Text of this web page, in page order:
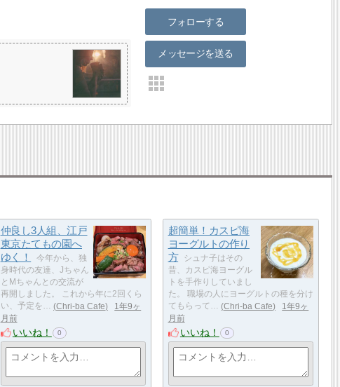
フォローする
メッセージを送る
仲良し3人組、江戸
東京たてもの園へ
ゆく！
今年から、独
身時代の友達、Jちゃん
とMちゃんとの交流が
再開しました。 これから年に2回くら
い、予定を…
Chri-ba Cafe
1年9ヶ
月前
いいね！ 0
超簡単！カスピ海
ヨーグルトの作り
方
シュナ子はその
昔、カスピ海ヨーグル
トを手作りしていまし
た。 職場の人にヨーグルトの種を分け
てもらって…
Chri-ba Cafe
1年9ヶ
月前
いいね！ 0